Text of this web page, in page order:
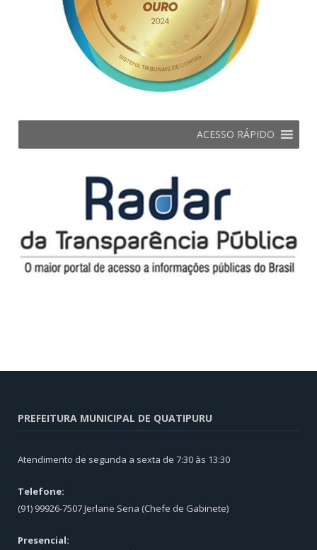
ACESSO RÁPIDO
PREFEITURA MUNICIPAL DE QUATIPURU
Atendimento de segunda a sexta de 7:30 às 13:30
Telefone:
(91) 99926-7507 Jerlane Sena (Chefe de Gabinete)
Presencial: